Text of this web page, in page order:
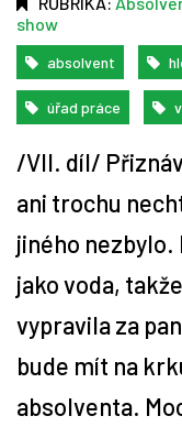
Rady
Reality show
Časopis
Soutěže
show
absolvent
úřad práce
/VII. díl/
ani trochu
jiného
jako voda,
vypravila za
bude mít na
absolventa.